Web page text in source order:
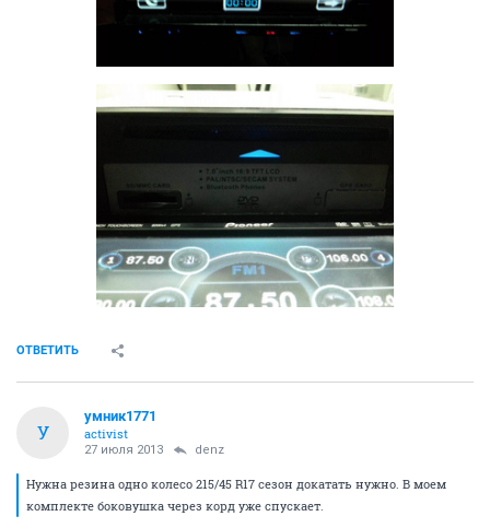
ОТВЕТИТЬ
У
умник1771
activist
27 июля 2013 denz
Нужна резина одно колесо 215/45 R17 сезон докатать нужно. В моем
комплекте боковушка через корд уже спускает.